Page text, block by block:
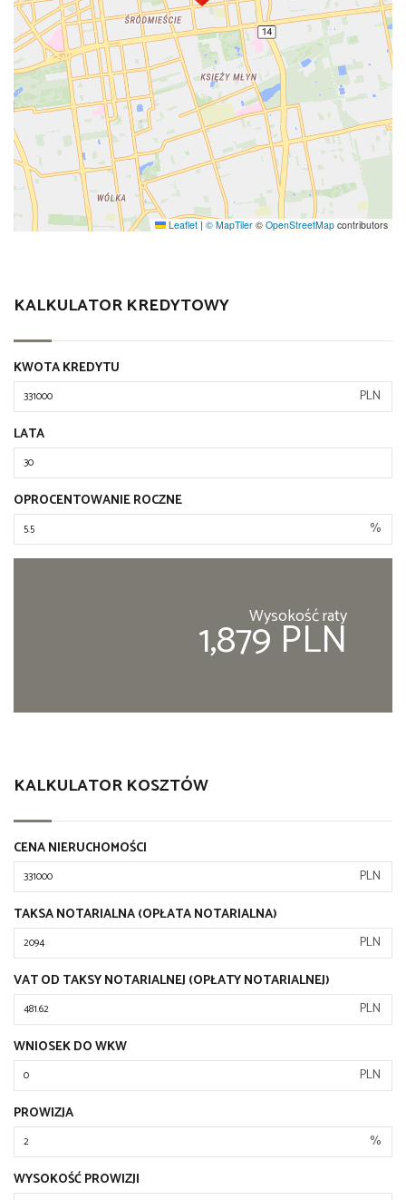
Leaflet | © MapTiler © OpenStreetMap contributors
KALKULATOR KREDYTOWY
KWOTA KREDYTU
PLN
LATA
OPROCENTOWANIE ROCZNE
%
Wysokość raty
1,879 PLN
KALKULATOR KOSZTÓW
CENA NIERUCHOMOŚCI
PLN
TAKSA NOTARIALNA (OPŁATA NOTARIALNA)
PLN
VAT OD TAKSY NOTARIALNEJ (OPŁATY NOTARIALNEJ)
PLN
WNIOSEK DO WKW
PLN
PROWIZJA
%
WYSOKOŚĆ PROWIZJI